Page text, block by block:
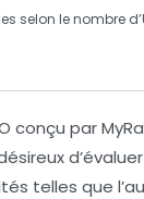
selon le nombre
conçu par
telles que